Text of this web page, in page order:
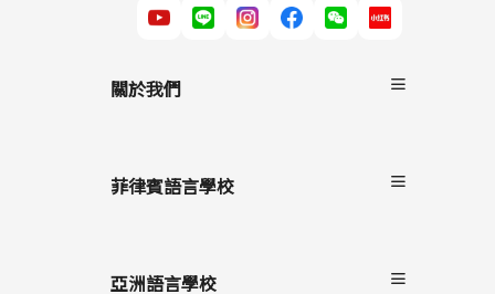
關於我們
服務流程
雙國遊學
菲律賓語言學校
碧瑤
亞洲語言學校